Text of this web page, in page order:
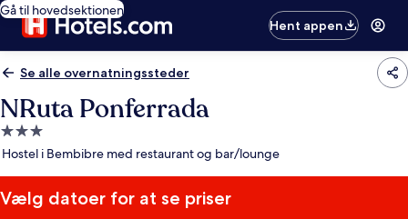
Gå til hovedsektionen
Hent appen
Se alle overnatningssteder
NRuta Ponferrada
3.0-
stjernet
Hostel i Bembibre med restaurant og bar/lounge
Vælg datoer for at se priser